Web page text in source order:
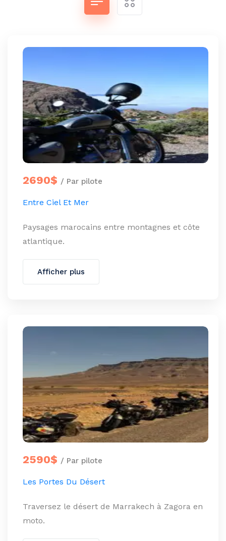
2690$ / Par pilote
Entre Ciel Et Mer
Paysages marocains entre montagnes et côte
atlantique.
Afficher plus
2590$ / Par pilote
Les Portes Du Désert
Traversez le désert de Marrakech à Zagora en
moto.